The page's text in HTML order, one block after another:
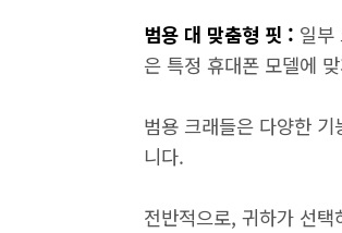
범용 대 맞춤형 핏 : 일부
은 특정 휴대폰 모델에
범용 크래들은 다양한
니다.
전반적으로, 귀하가 선